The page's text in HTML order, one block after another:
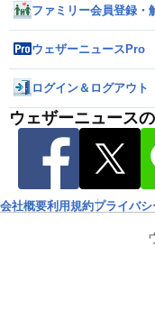
ファミリー会員登録・
ウェザーニュースPro
ログイン＆ログアウト
ウェザーニュース
会社概要利用規約プライバ